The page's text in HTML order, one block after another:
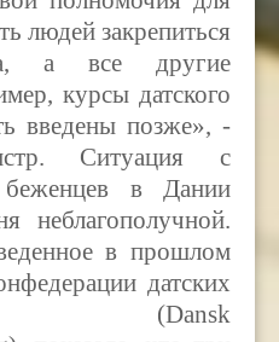
людей закрепиться
а все другие
курсы датского
введены позже», -
Ситуация с
беженцев в Дании
неблагополучной.
в прошлом
датских
(Dansk